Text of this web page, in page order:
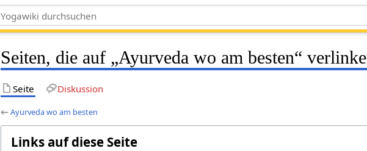
Seiten, die auf „Ayurveda wo am besten“
Seite Diskussion
←Ayurveda wo am besten
Links auf diese Seite